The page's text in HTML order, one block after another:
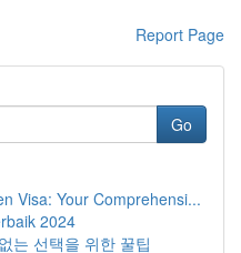
Report Page
Go
Visa: Your Comprehensi...
2024
는 선택을 위한 꿀팁